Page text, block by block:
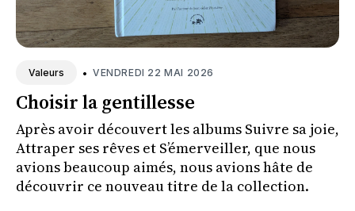
Valeurs • VENDREDI 22 MAI 2026
Choisir la gentillesse
Après avoir découvert les albums Suivre sa joie,
Attraper ses rêves et S’émerveiller, que nous
avions beaucoup aimés, nous avions hâte de
découvrir ce nouveau titre de la collection.